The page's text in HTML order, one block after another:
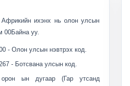
ихэнх нь олон улсын
00Байна уу.
- Олон улсын нэвтрэх код.
- Ботсвана улсын код.
орон ын дугаар(Гар утсанд